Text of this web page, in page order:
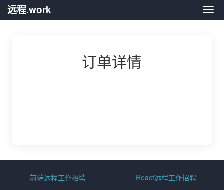
远
远程.work
订单详情
前端远程工作招聘 React远程工作招聘